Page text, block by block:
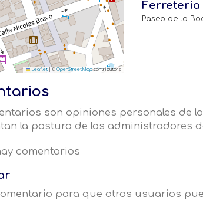
Leaflet © OpenStreetMapcontributors
Ferreteria
Paseo de la
son opiniones personales de
la postura de los administradores
comentarios
para que otros usuarios